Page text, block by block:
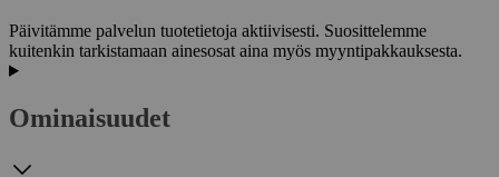
Päivitämme palvelun tuotetietoja aktiivisesti. Suosittelemme
kuitenkin tarkistamaan ainesosat aina myös myyntipakkauksesta.
Ominaisuudet